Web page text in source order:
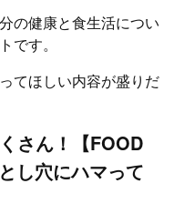
の健康と食生活につい
です。
てほしい内容が盛りだ
さん！【FOOD
し穴にハマって